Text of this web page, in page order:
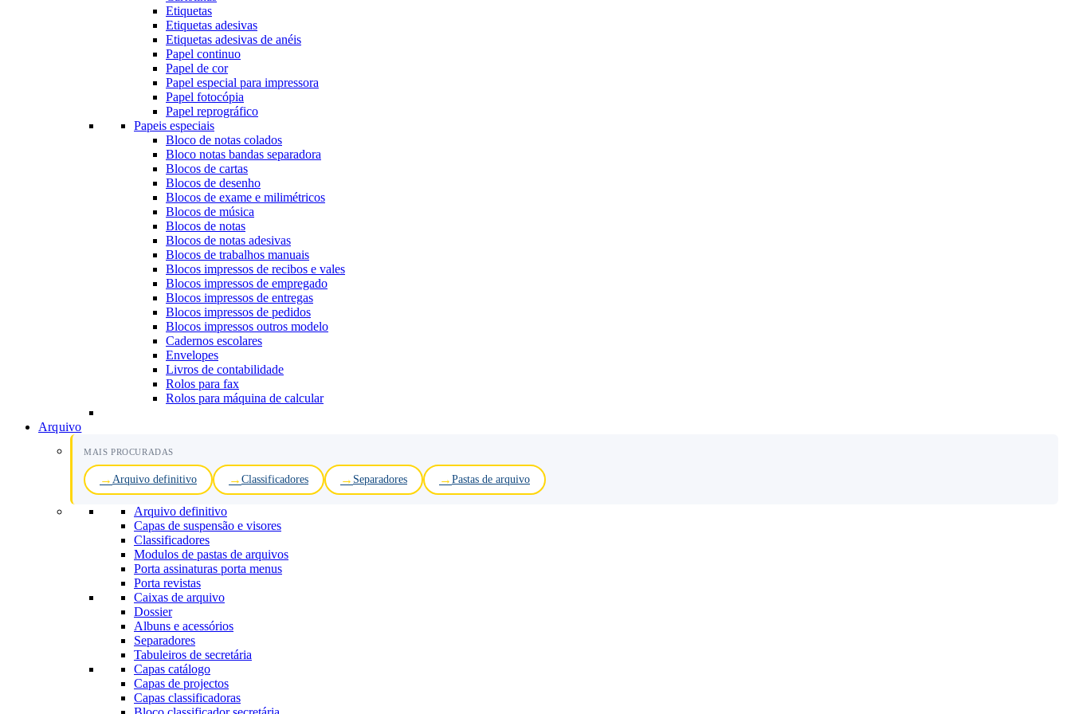
Etiquetas
Etiquetas adesivas
Etiquetas adesivas de anéis
Papel continuo
Papel de cor
Papel especial para impressora
Papel fotocópia
Papel reprográfico
Papeis especiais
Bloco de notas colados
Bloco notas bandas separadora
Blocos de cartas
Blocos de desenho
Blocos de exame e milimétricos
Blocos de música
Blocos de notas
Blocos de notas adesivas
Blocos de trabalhos manuais
Blocos impressos de recibos e vales
Blocos impressos de empregado
Blocos impressos de entregas
Blocos impressos de pedidos
Blocos impressos outros modelo
Cadernos escolares
Envelopes
Livros de contabilidade
Rolos para fax
Rolos para máquina de calcular
Arquivo
MAIS PROCURADAS
Arquivo definitivo Classificadores Separadores Pastas de arquivo
Arquivo definitivo
Capas de suspensão e visores
Classificadores
Modulos de pastas de arquivos
Porta assinaturas porta menus
Porta revistas
Caixas de arquivo
Dossier
Albuns e acessórios
Separadores
Tabuleiros de secretária
Capas catálogo
Capas de projectos
Capas classificadoras